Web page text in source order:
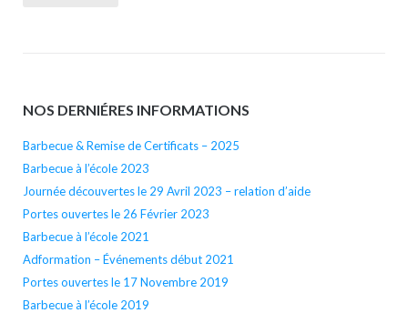
NOS DERNIÉRES INFORMATIONS
Barbecue & Remise de Certificats – 2025
Barbecue à l’école 2023
Journée découvertes le 29 Avril 2023 – relation d’aide
Portes ouvertes le 26 Février 2023
Barbecue à l’école 2021
Adformation – Événements début 2021
Portes ouvertes le 17 Novembre 2019
Barbecue à l’école 2019